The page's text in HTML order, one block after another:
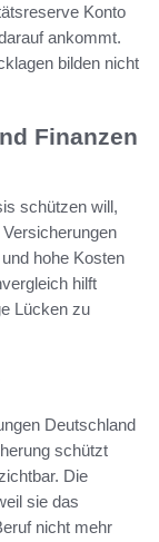
Konto
ankommt.
bilden nicht
Finanzen
schützen will,
hohe Kosten
hilft
Lücken zu
Deutschland
schützt
Die
sie das
nicht mehr